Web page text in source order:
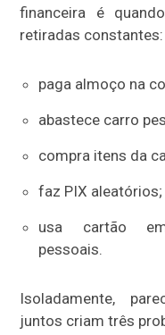
financeira é
retiradas constantes:
paga almoço na
abastece carro
compra itens da
faz PIX aleatórios;
usa cartão
pessoais.
Isoladamente,
juntos criam três